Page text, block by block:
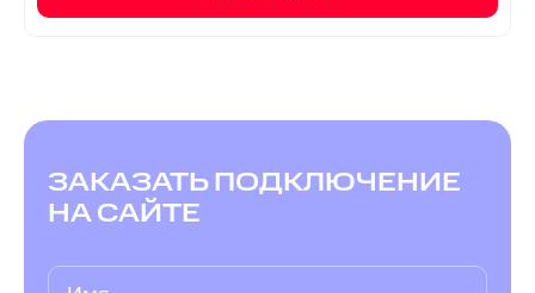
ЗАКАЗАТЬ ПОДКЛЮЧЕНИЕ
НА САЙТЕ